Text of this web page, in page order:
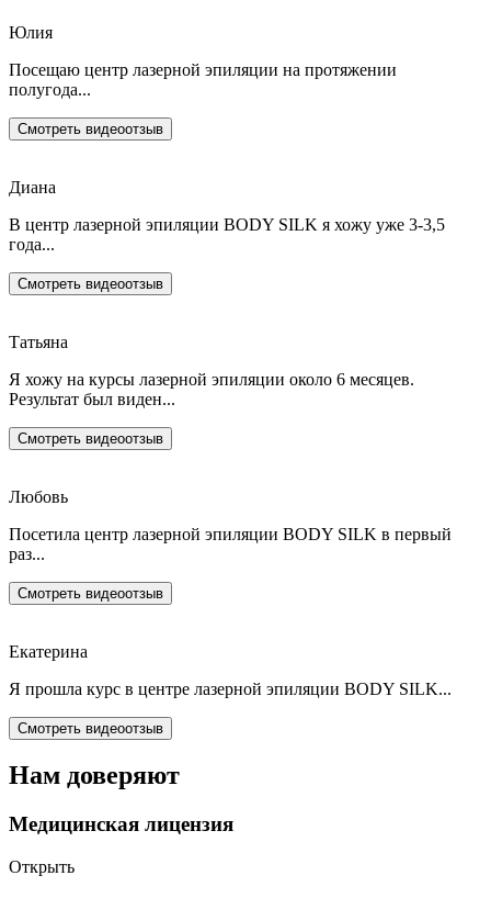
Юлия
Посещаю центр лазерной эпиляции на протяжении
полугода...
Смотреть видеоотзыв
Диана
В центр лазерной эпиляции BODY SILK я хожу уже 3-3,5
года...
Смотреть видеоотзыв
Татьяна
Я хожу на курсы лазерной эпиляции около 6 месяцев.
Результат был виден...
Смотреть видеоотзыв
Любовь
Посетила центр лазерной эпиляции BODY SILK в первый
раз...
Смотреть видеоотзыв
Екатерина
Я прошла курс в центре лазерной эпиляции BODY SILK...
Смотреть видеоотзыв
Нам доверяют
Медицинская лицензия
Открыть